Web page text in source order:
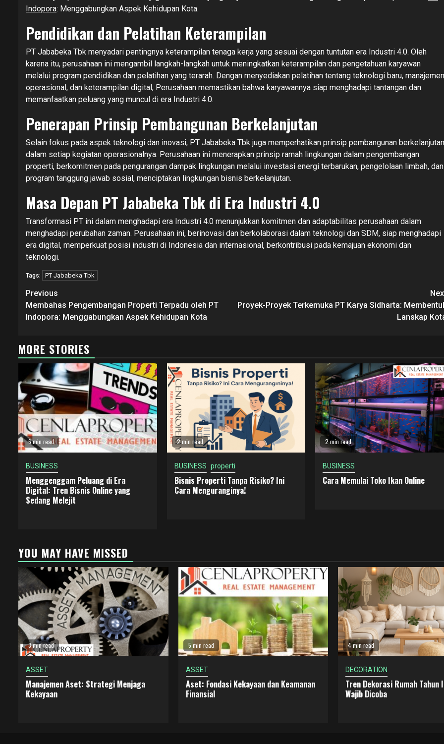
Indopora: Menggabungkan Aspek Kehidupan Kota.
Pendidikan dan Pelatihan Keterampilan
PT Jababeka Tbk menyadari pentingnya keterampilan tenaga kerja yang sesuai dengan tuntutan era Industri 4.0. Oleh
karena itu, perusahaan ini mengambil langkah-langkah untuk meningkatkan keterampilan dan pengetahuan karyawan
melalui program pendidikan dan pelatihan yang terarah. Dengan menyediakan pelatihan tentang teknologi baru, manajemen
operasional, dan keterampilan digital, Perusahaan memastikan bahwa karyawannya siap menghadapi tantangan dan
memanfaatkan peluang yang muncul di era Industri 4.0.
Penerapan Prinsip Pembangunan Berkelanjutan
Selain fokus pada aspek teknologi dan inovasi, PT Jababeka Tbk juga memperhatikan prinsip pembangunan berkelanjutan
dalam setiap kegiatan operasionalnya. Perusahaan ini menerapkan prinsip ramah lingkungan dalam pengembangan
properti, berkomitmen pada pengurangan dampak lingkungan melalui investasi energi terbarukan, pengelolaan limbah, dan
program tanggung jawab sosial, menciptakan lingkungan bisnis berkelanjutan.
Masa Depan PT Jababeka Tbk di Era Industri 4.0
Transformasi PT ini dalam menghadapi era Industri 4.0 menunjukkan komitmen dan adaptabilitas perusahaan dalam
menghadapi perubahan zaman. Perusahaan ini, berinovasi dan berkolaborasi dalam teknologi dan SDM, siap menghadapi
era digital, memperkuat posisi industri di Indonesia dan internasional, berkontribusi pada kemajuan ekonomi dan
teknologi.
Tags: PT Jababeka Tbk
Continue
Reading
Previous
Membahas Pengembangan Properti Terpadu oleh PT
Indopora: Menggabungkan Aspek Kehidupan Kota
Proyek-Proyek Terkemuka PT Karya Sidharta:
Lanskap
MORE STORIES
6 min read
BUSINESS
Menggenggam Peluang di Era
Digital: Tren Bisnis Online yang
Sedang Melejit
2 min read
BUSINESS properti
Bisnis Properti Tanpa Risiko? Ini
Cara Menguranginya!
2 min read
BUSINESS
Cara Memulai Toko Ikan Online
YOU MAY HAVE MISSED
3 min read
ASSET
Manajemen Aset: Strategi Menjaga
Kekayaan
5 min read
ASSET
Aset: Fondasi Kekayaan dan Keamanan
Finansial
4 min read
DECORATION
Tren Dekorasi Rumah Tahun
Wajib Dicoba